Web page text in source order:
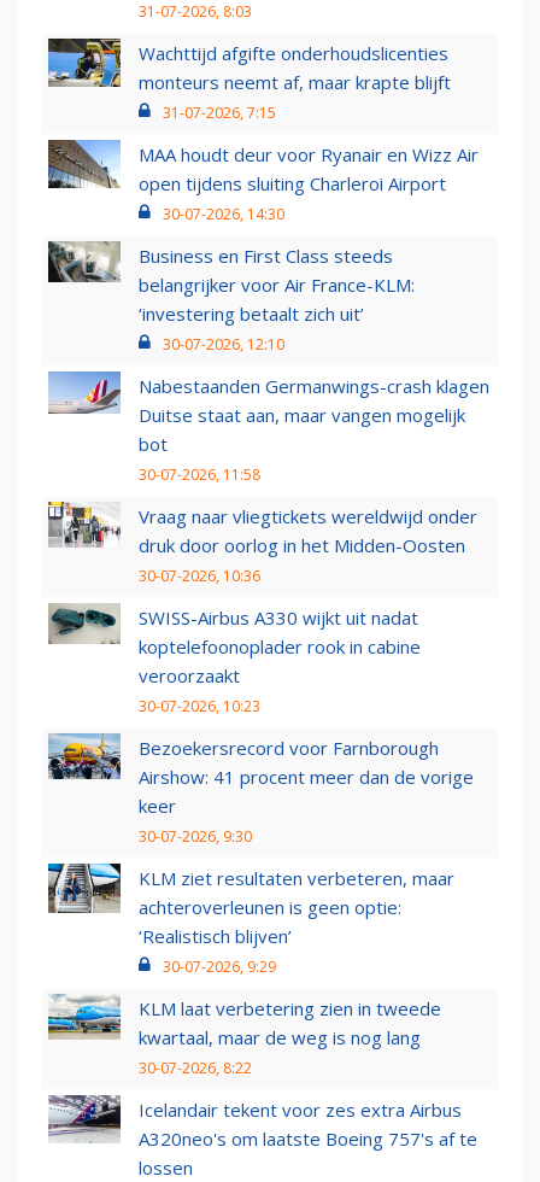
31-07-2026, 8:03
Wachttijd afgifte onderhoudslicenties
monteurs neemt af, maar krapte blijft
31-07-2026, 7:15
MAA houdt deur voor Ryanair en Wizz Air
open tijdens sluiting Charleroi Airport
30-07-2026, 14:30
Business en First Class steeds
belangrijker voor Air France-KLM:
‘investering betaalt zich uit’
30-07-2026, 12:10
Nabestaanden Germanwings-crash klagen
Duitse staat aan, maar vangen mogelijk
bot
30-07-2026, 11:58
Vraag naar vliegtickets wereldwijd onder
druk door oorlog in het Midden-Oosten
30-07-2026, 10:36
SWISS-Airbus A330 wijkt uit nadat
koptelefoonoplader rook in cabine
veroorzaakt
30-07-2026, 10:23
Bezoekersrecord voor Farnborough
Airshow: 41 procent meer dan de vorige
keer
30-07-2026, 9:30
KLM ziet resultaten verbeteren, maar
achteroverleunen is geen optie:
‘Realistisch blijven’
30-07-2026, 9:29
KLM laat verbetering zien in tweede
kwartaal, maar de weg is nog lang
30-07-2026, 8:22
Icelandair tekent voor zes extra Airbus
A320neo's om laatste Boeing 757's af te
lossen